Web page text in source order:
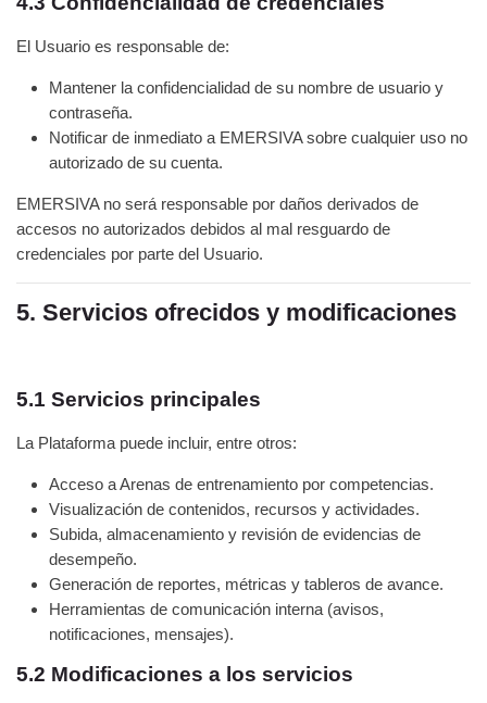
El Usuario es responsable de:
Mantener la confidencialidad de su nombre de usuario y
contraseña.
Notificar de inmediato a EMERSIVA sobre cualquier uso no
autorizado de su cuenta.
EMERSIVA no será responsable por daños derivados de
accesos no autorizados debidos al mal resguardo de
credenciales por parte del Usuario.
5. Servicios ofrecidos y modificaciones
5.1 Servicios principales
La Plataforma puede incluir, entre otros:
Acceso a Arenas de entrenamiento por competencias.
Visualización de contenidos, recursos y actividades.
Subida, almacenamiento y revisión de evidencias de
desempeño.
Generación de reportes, métricas y tableros de avance.
Herramientas de comunicación interna (avisos,
notificaciones, mensajes).
5.2 Modificaciones a los servicios